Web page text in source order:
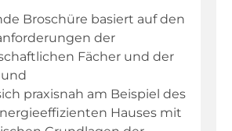
Broschüre basiert auf den
der
Fächer und der
praxisnah am Beispiel des
Hauses mit